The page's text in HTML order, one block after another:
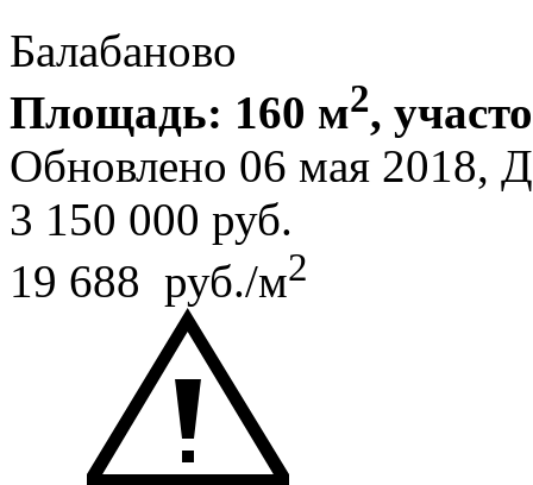
Балабаново
Площадь: 160 м2,
Обновлено 06 мая
3 150 000 руб.
19 688 руб./м2